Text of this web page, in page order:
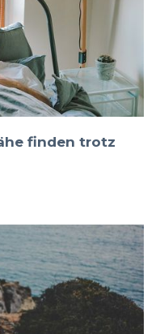
finden trotz